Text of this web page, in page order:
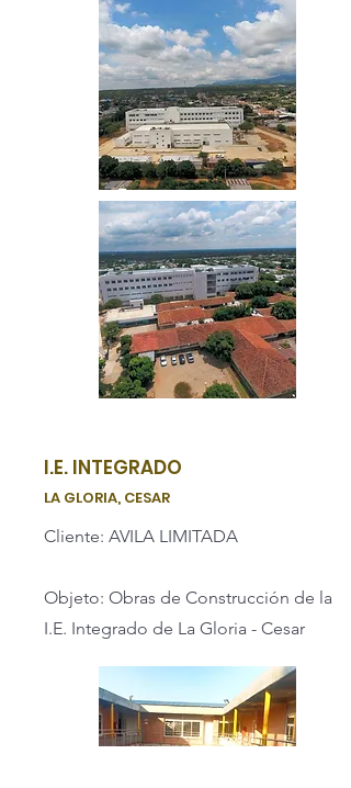
I.E. INTEGRADO
LA GLORIA, CESAR
Cliente: AVILA LIMITADA
Objeto: Obras de Construcción de la
I.E. Integrado de La Gloria - Cesar